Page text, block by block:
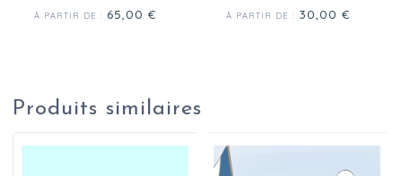
Note
5.00
À PARTIR DE : 65,00 €
Note
5.00
À PARTIR DE : 30,00 €
Produits similaires